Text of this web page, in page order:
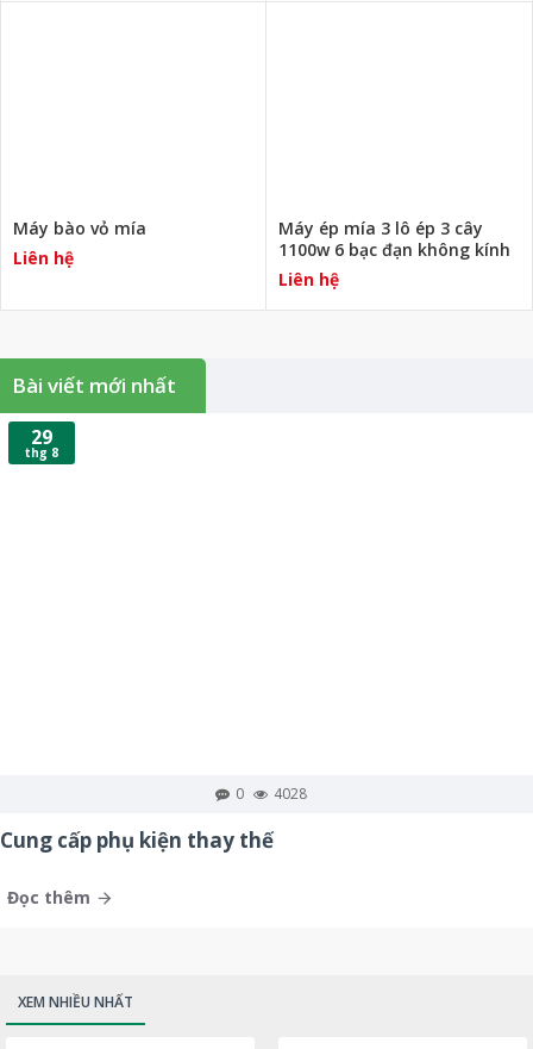
Máy bào vỏ mía
Liên hệ
Máy ép mía 3 lô ép 3 cây
1100w 6 bạc đạn không kính
Liên hệ
Bài viết mới nhất
29
thg 8
0 4028
Cung cấp phụ kiện thay thế
Đọc thêm
XEM NHIỀU NHẤT